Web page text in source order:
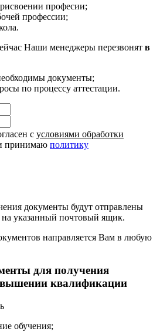
професии;
профессии;
Наши менеджеры перезвонят в
документы;
по процессу аттестации.
с условиями обработки
принимаю политику
документы будут отправлены
указанный почтовый ящик.
направляется Вам в любую
для получения
квалификации
обучения;